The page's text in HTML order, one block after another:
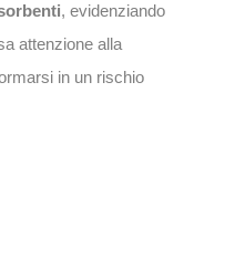
, evidenziando
attenzione alla
in un rischio